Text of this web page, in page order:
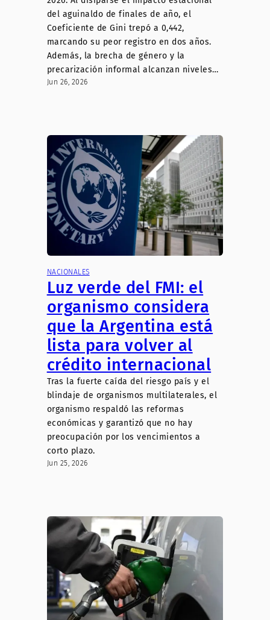
del aguinaldo de finales de año, el
Coeficiente de Gini trepó a 0,442,
marcando su peor registro en dos años.
Además, la brecha de género y la
precarización informal alcanzan niveles…
Jun 26, 2026
NACIONALES
Luz verde del FMI: el
organismo considera
que la Argentina está
lista para volver al
crédito internacional
Tras la fuerte caída del riesgo país y el
blindaje de organismos multilaterales, el
organismo respaldó las reformas
económicas y garantizó que no hay
preocupación por los vencimientos a
corto plazo.
Jun 25, 2026